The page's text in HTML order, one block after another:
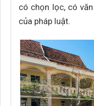
có chọn lọc, có
của pháp luật.